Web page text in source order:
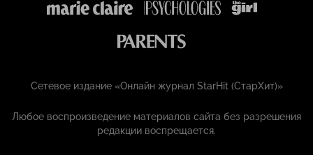
Сетевое издание «Онлайн журнал StarHit (СтарХит)»
Любое воспроизведение материалов сайта без разрешения
редакции воспрещается.